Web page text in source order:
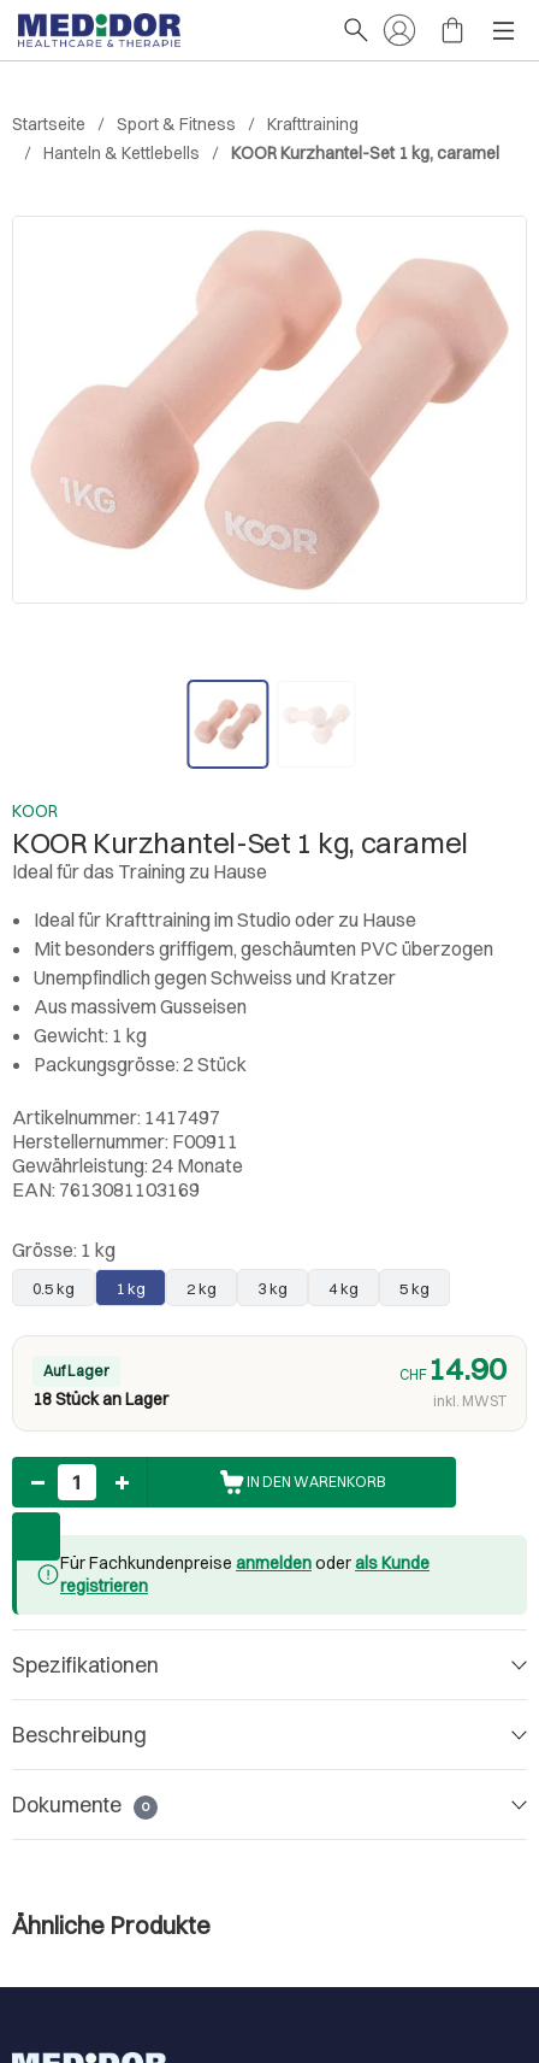
Startseite Sport & Fitness
Krafttraining
Hanteln & Kettlebells
KOOR Kurzhantel-Set 1 kg, caramel
KOOR
KOOR Kurzhantel-Set 1 kg, caramel
Ideal für das Training zu Hause
Ideal für Krafttraining im Studio oder zu Hause
Mit besonders griffigem, geschäumten PVC überzogen
Unempfindlich gegen Schweiss und Kratzer
Aus massivem Gusseisen
Gewicht: 1 kg
Packungsgrösse: 2 Stück
Artikelnummer: 1417497
Herstellernummer: F00911
Gewährleistung: 24 Monate
EAN: 7613081103169
Grösse: 1 kg
0.5 kg 1 kg 2 kg 3 kg 4 kg 5 kg
Auf Lager
18 Stück an Lager
CHF 14.90
inkl. MWST
Anzahl
IN DEN WARENKORB
Für Fachkundenpreise anmeldenoderals Kunde
registrieren
Spezifikationen
Beschreibung
Dokumente 0
Ähnliche Produkte